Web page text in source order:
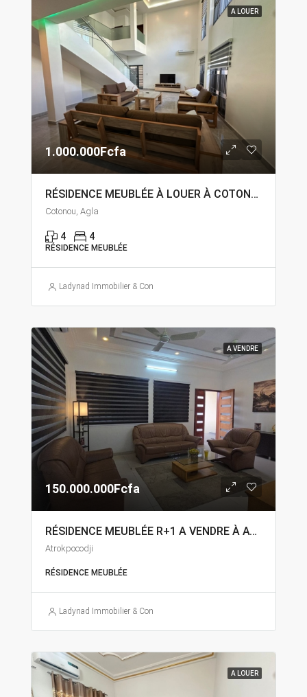
A LOUER
1.000.000Fcfa
RÉSIDENCE MEUBLÉE À LOUER À COTONOU AGLA
Cotonou, Agla
4 4
RÉSIDENCE MEUBLÉE
Ladynad Immobilier & Construction
A VENDRE
150.000.000Fcfa
RÉSIDENCE MEUBLÉE R+1 A VENDRE À ATROKPOKODJI
Atrokpocodji
RÉSIDENCE MEUBLÉE
Ladynad Immobilier & Construction
A LOUER